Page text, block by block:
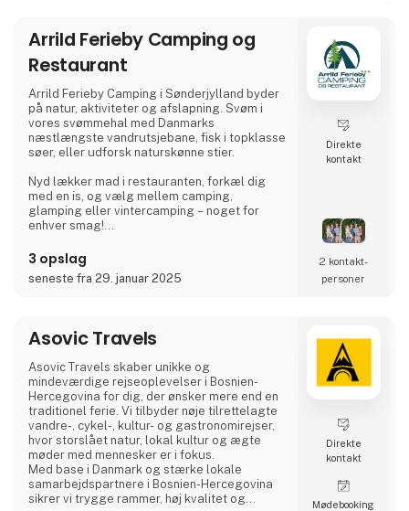
prestigefyldte priser for deres holdbare og
pålidelige produkter, der forbedrer
udendørsoplevelsen
Arrild Ferieby Camping og
Restaurant
Arrild Ferieby Camping i Sønderjylland byder
på natur, aktiviteter og afslapning. Svøm i
vores svømmehal med Danmarks
næstlængste vandrutsjebane, fisk i topklasse
søer, eller udforsk naturskønne stier.
Nyd lækker mad i restauranten, forkæl dig
med en is, og vælg mellem camping,
glamping eller vintercamping – noget for
enhver smag!
Book din ferie og oplev ægte ferieidyl hos
Arrild Ferieby Camping!
3 opslag
seneste fra 29. januar 2025
Direkte
kontakt
2 kontakt­
personer
Asovic Travels
Asovic Travels skaber unikke og
mindeværdige rejseoplevelser i Bosnien-
Hercegovina for dig, der ønsker mere end en
traditionel ferie. Vi tilbyder nøje tilrettelagte
vandre-, cykel-, kultur- og gastronomirejser,
hvor storslået natur, lokal kultur og ægte
møder med mennesker er i fokus.
Med base i Danmark og stærke lokale
samarbejdspartnere i Bosnien-Hercegovina
sikrer vi trygge rammer, høj kvalitet og
Direkte
kontakt
Møde­booking